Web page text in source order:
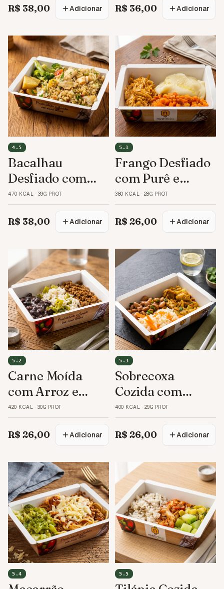
R$ 38,00 Adicionar R$ 36,00 Adicionar
4.5
Bacalhau
Desfiado com
Arroz Integral
470 KCAL · 39G PROT
R$ 38,00 Adicionar
5.1
Frango Desfiado
com Purê e
Cenoura
380 KCAL · 28G PROT
R$ 26,00 Adicionar
5.2
Carne Moída
com Arroz e
Feijão
420 KCAL · 30G PROT
R$ 26,00 Adicionar
5.3
Sobrecoxa
Cozida com
Batata e Arroz
400 KCAL · 29G PROT
R$ 26,00 Adicionar
5.4 5.5